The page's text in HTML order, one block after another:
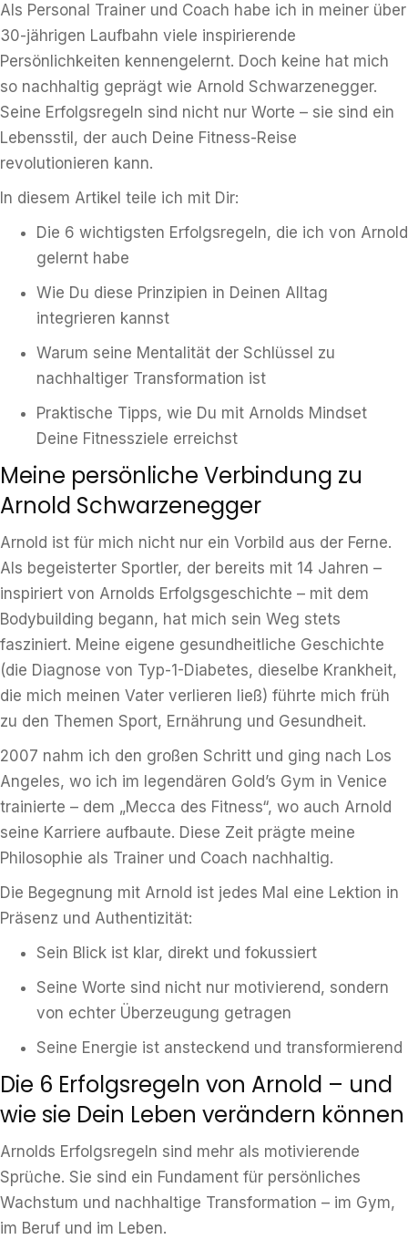
Als Personal Trainer und Coach habe ich in meiner über
30-jährigen Laufbahn viele inspirierende
Persönlichkeiten kennengelernt. Doch keine hat mich
so nachhaltig geprägt wie Arnold Schwarzenegger.
Seine Erfolgsregeln sind nicht nur Worte – sie sind ein
Lebensstil, der auch Deine Fitness-Reise
revolutionieren kann.
In diesem Artikel teile ich mit Dir:
Die 6 wichtigsten Erfolgsregeln, die ich von Arnold
gelernt habe
Wie Du diese Prinzipien in Deinen Alltag
integrieren kannst
Warum seine Mentalität der Schlüssel zu
nachhaltiger Transformation ist
Praktische Tipps, wie Du mit Arnolds Mindset
Deine Fitnessziele erreichst
Meine persönliche Verbindung zu
Arnold Schwarzenegger
Arnold ist für mich nicht nur ein Vorbild aus der Ferne.
Als begeisterter Sportler, der bereits mit 14 Jahren –
inspiriert von Arnolds Erfolgsgeschichte – mit dem
Bodybuilding begann, hat mich sein Weg stets
fasziniert. Meine eigene gesundheitliche Geschichte
(die Diagnose von Typ-1-Diabetes, dieselbe Krankheit,
die mich meinen Vater verlieren ließ) führte mich früh
zu den Themen Sport, Ernährung und Gesundheit.
2007 nahm ich den großen Schritt und ging nach Los
Angeles, wo ich im legendären Gold’s Gym in Venice
trainierte – dem „Mecca des Fitness“, wo auch Arnold
seine Karriere aufbaute. Diese Zeit prägte meine
Philosophie als Trainer und Coach nachhaltig.
Die Begegnung mit Arnold ist jedes Mal eine Lektion in
Präsenz und Authentizität:
Sein Blick ist klar, direkt und fokussiert
Seine Worte sind nicht nur motivierend, sondern
von echter Überzeugung getragen
Seine Energie ist ansteckend und transformierend
Die 6 Erfolgsregeln von Arnold – und
wie sie Dein Leben verändern können
Arnolds Erfolgsregeln sind mehr als motivierende
Sprüche. Sie sind ein Fundament für persönliches
Wachstum und nachhaltige Transformation – im Gym,
im Beruf und im Leben.